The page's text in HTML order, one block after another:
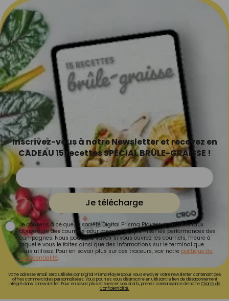
Inscrivez-vous à notre Newsletter et recevez en
CADEAU 15 recettes SPÉCIAL BRÛLE-GRAISSE !
Je télécharge
Je consens à ce que la société Digital Prisma Players analyse le taux
d'ouverture des courriels pour mesurer et optimiser les performances des
campagnes. Nous pourrons savoir si vous ouvrez les courriels, l'heure à
laquelle vous le faites ainsi que des informations sur le terminal que
vous utilisez. Pour en savoir plus sur ces traceurs, voir notre politique de
confidentialité.
Votre adresse email sera utilisée par Digital Prisma Playerspour vous envoyer votre newsletter contenant des
offres commerciales personnalisées. Vous pourrez vous désinscrire en utilisant le lien de désabonnement
intégré dans la newsletter. Pour en savoir plus et exercer vos droits, prenez connaissance de notreCharte de
Confidentialité.